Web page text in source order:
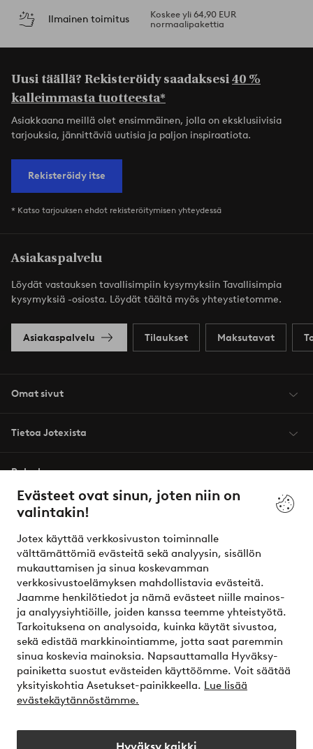
Evästeet ovat sinun, joten niin on
valintakin!
Jotex käyttää verkkosivuston toiminnalle
välttämättömiä evästeitä sekä analyysin, sisällön
mukauttamisen ja sinua koskevamman
verkkosivustoelämyksen mahdollistavia evästeitä.
Jaamme henkilötiedot ja nämä evästeet niille mainos-
ja analyysiyhtiöille, joiden kanssa teemme yhteistyötä.
Tarkoituksena on analysoida, kuinka käytät sivustoa,
sekä edistää markkinointiamme, jotta saat paremmin
sinua koskevia mainoksia. Napsauttamalla Hyväksy-
painiketta suostut evästeiden käyttöömme. Voit säätää
yksityiskohtia Asetukset-painikkeella. Lue lisää
evästekäytännöstämme.
Ilmainen toimitus
Koskee yli 64,90 EUR
normaalipakettia
Uusi täällä? Rekisteröidy saadaksesi40 %
kalleimmasta tuotteesta*
Asiakkaana meillä olet ensimmäinen, jolla on eksklusiivisia
tarjouksia, jännittäviä uutisia ja paljon inspiraatiota.
Rekisteröidy itse
* Katso tarjouksen ehdot rekisteröitymisen yhteydessä
Asiakaspalvelu
Löydät vastauksen tavallisimpiin kysymyksiin Tavallisimpia
kysymyksiä -osiosta. Löydät täältä myös yhteystietomme.
Asiakaspalvelu Tilaukset Maksutavat
Omat sivut
Tietoa Jotexista
Palvelumme
Ehdot
Ystävät
Turvalliset maksut – maksa nyt tai erissä
Haluatko tietää lisää maksuvaihtoehdoistamme?
elpy